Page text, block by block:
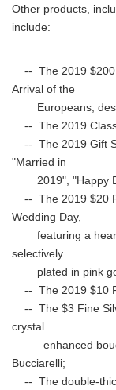
Other products,
include:
-- The 2019 $200
Arrival of the
Europeans,
-- The 2019
-- The 2019 Gift
"Married in
2019", "Happy
-- The 2019 $20
Wedding Day,
featuring a heart-
selectively
plated in pink
-- The 2019 $10
-- The $3 Fine
crystal
–enhanced
Bucciarelli;
-- The double-